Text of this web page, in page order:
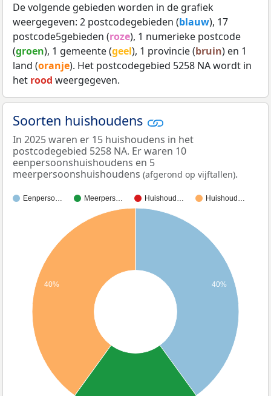
De volgende gebieden worden in de grafiek
weergegeven: 2 postcodegebieden (blauw), 17
postcode5gebieden (roze), 1 numerieke postcode
(groen), 1 gemeente (geel), 1 provincie (bruin) en 1
land (oranje). Het postcodegebied 5258 NA wordt in
het rood weergegeven.
Soorten huishoudens
In 2025 waren er 15 huishoudens in het
postcodegebied 5258 NA. Er waren 10
eenpersoonshuishoudens en 5
meerpersoonshuishoudens (afgerond op vijftallen).
Eenperso… Meerpers… Huishoud… Huishoud…
40%
40%